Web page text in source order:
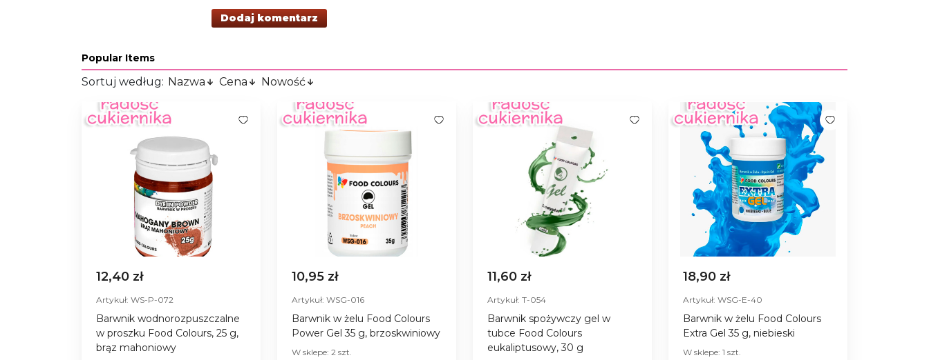
Dodaj komentarz
Popular Items
Sortuj według: Nazwa Cena Nowość
12,40 zł
Artykuł: WS-P-072
Barwnik wodnorozpuszczalne
w proszku Food Colours, 25 g,
brąz mahoniowy
10,95 zł
Artykuł: WSG-016
Barwnik w żelu Food Colours
Power Gel 35 g, brzoskwiniowy
W sklepe: 2 szt.
11,60 zł
Artykuł: T-054
Barwnik spożywczy gel w
tubce Food Colours
eukaliptusowy, 30 g
18,90 zł
Artykuł: WSG-E-40
Barwnik w żelu Food Colours
Extra Gel 35 g, niebieski
W sklepe: 1 szt.